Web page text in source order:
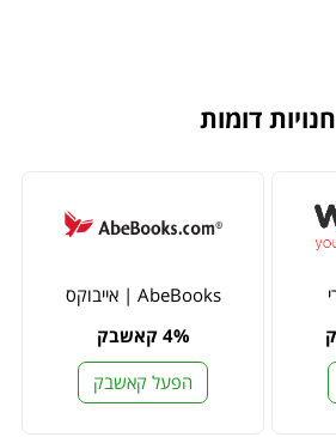
חנויות דומות
AbeBooks | אייבוקס
4% קאשבק
הפעל קאשבק